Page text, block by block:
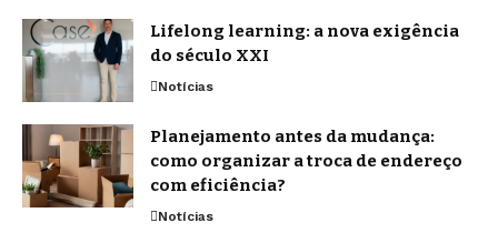
Lifelong learning: a nova exigência
do século XXI
Notícias
Planejamento antes da mudança:
como organizar a troca de endereço
com eficiência?
Notícias